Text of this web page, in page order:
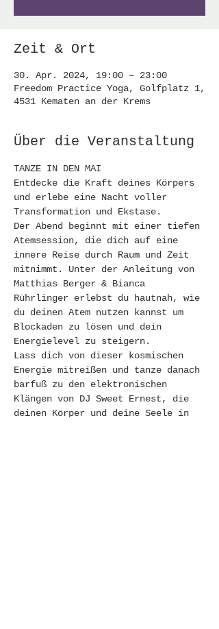
Zeit & Ort
30. Apr. 2024, 19:00 – 23:00
Freedom Practice Yoga, Golfplatz 1,
4531 Kematen an der Krems
Über die Veranstaltung
TANZE IN DEN MAI
Entdecke die Kraft deines Körpers
und erlebe eine Nacht voller
Transformation und Ekstase.
Der Abend beginnt mit einer tiefen
Atemsession, die dich auf eine
innere Reise durch Raum und Zeit
mitnimmt. Unter der Anleitung von
Matthias Berger & Bianca
Rührlinger erlebst du hautnah, wie
du deinen Atem nutzen kannst um
Blockaden zu lösen und dein
Energielevel zu steigern.
Lass dich von dieser kosmischen
Energie mitreißen und tanze danach
barfuß zu den elektronischen
Klängen von DJ Sweet Ernest, die
deinen Körper und deine Seele in